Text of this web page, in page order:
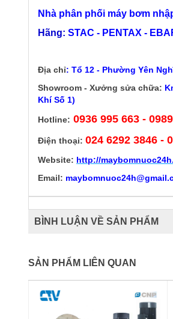
Nhà phân phối máy bơm
Hãng: STAC - PENTAX -
Địa chỉ: Tổ 12 - Phường Yên
Showroom - Xưởng sửa chữa:
Khí Số 1)
Hotline: 0936 995 663 -
Điện thoại: 024 6292 3846 -
Website: http://
Email:
BÌNH LUẬN VỀ SẢN PHẨM
SẢN PHẨM LIÊN QUAN